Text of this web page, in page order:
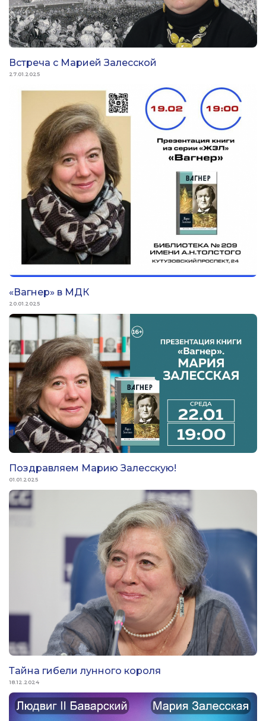
Встреча с Марией Залесской
27.01.2025
«Вагнер» в МДК
20.01.2025
Поздравляем Марию Залесскую!
01.01.2025
Тайна гибели лунного короля
18.12.2024